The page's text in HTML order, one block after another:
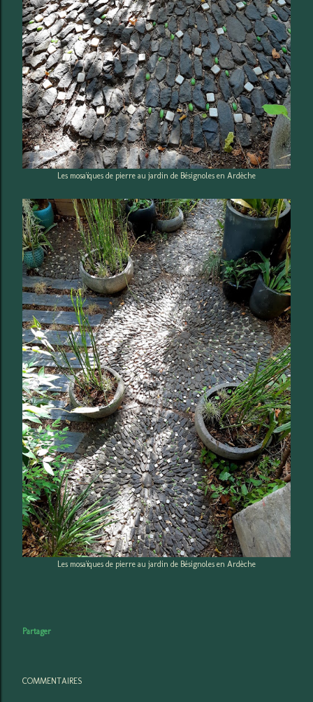
Les mosaïques de pierre au jardin de Bésignoles en Ardèche
Les mosaïques de pierre au jardin de Bésignoles en Ardèche
Partager
COMMENTAIRES